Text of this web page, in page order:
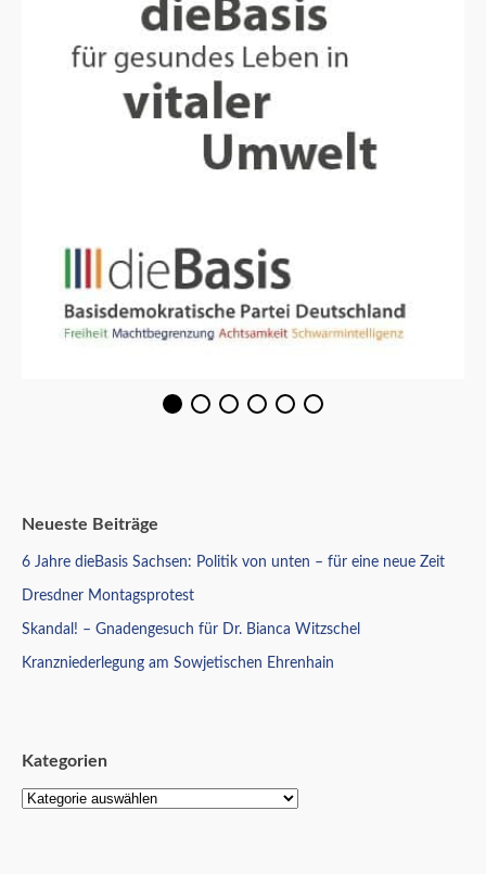
Neueste Beiträge
6 Jahre dieBasis Sachsen: Politik von unten – für eine neue Zeit
Dresdner Montagsprotest
Skandal! – Gnadengesuch für Dr. Bianca Witzschel
Kranzniederlegung am Sowjetischen Ehrenhain
Kategorien